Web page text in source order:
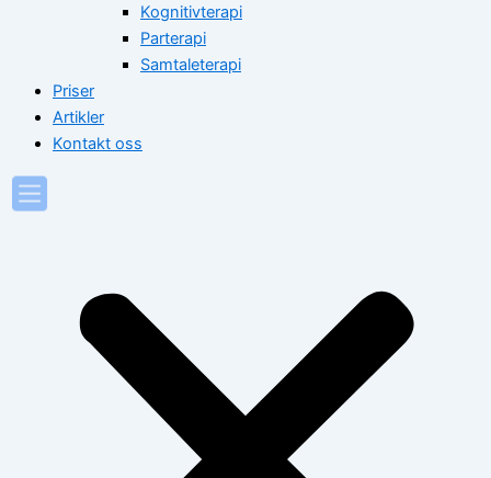
Kognitivterapi
Parterapi
Samtaleterapi
Priser
Artikler
Kontakt oss